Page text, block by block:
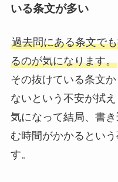
いる条文が多い
過去問にある条文で
るのが気になります。
その抜けている条文
ないという不安が拭え
気になって結局、書
む時間がかかるとい
す。